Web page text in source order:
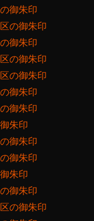
御朱印
の御朱印
御朱印
の御朱印
の御朱印
御朱印
御朱印
朱印
御朱印
御朱印
朱印
御朱印
の御朱印